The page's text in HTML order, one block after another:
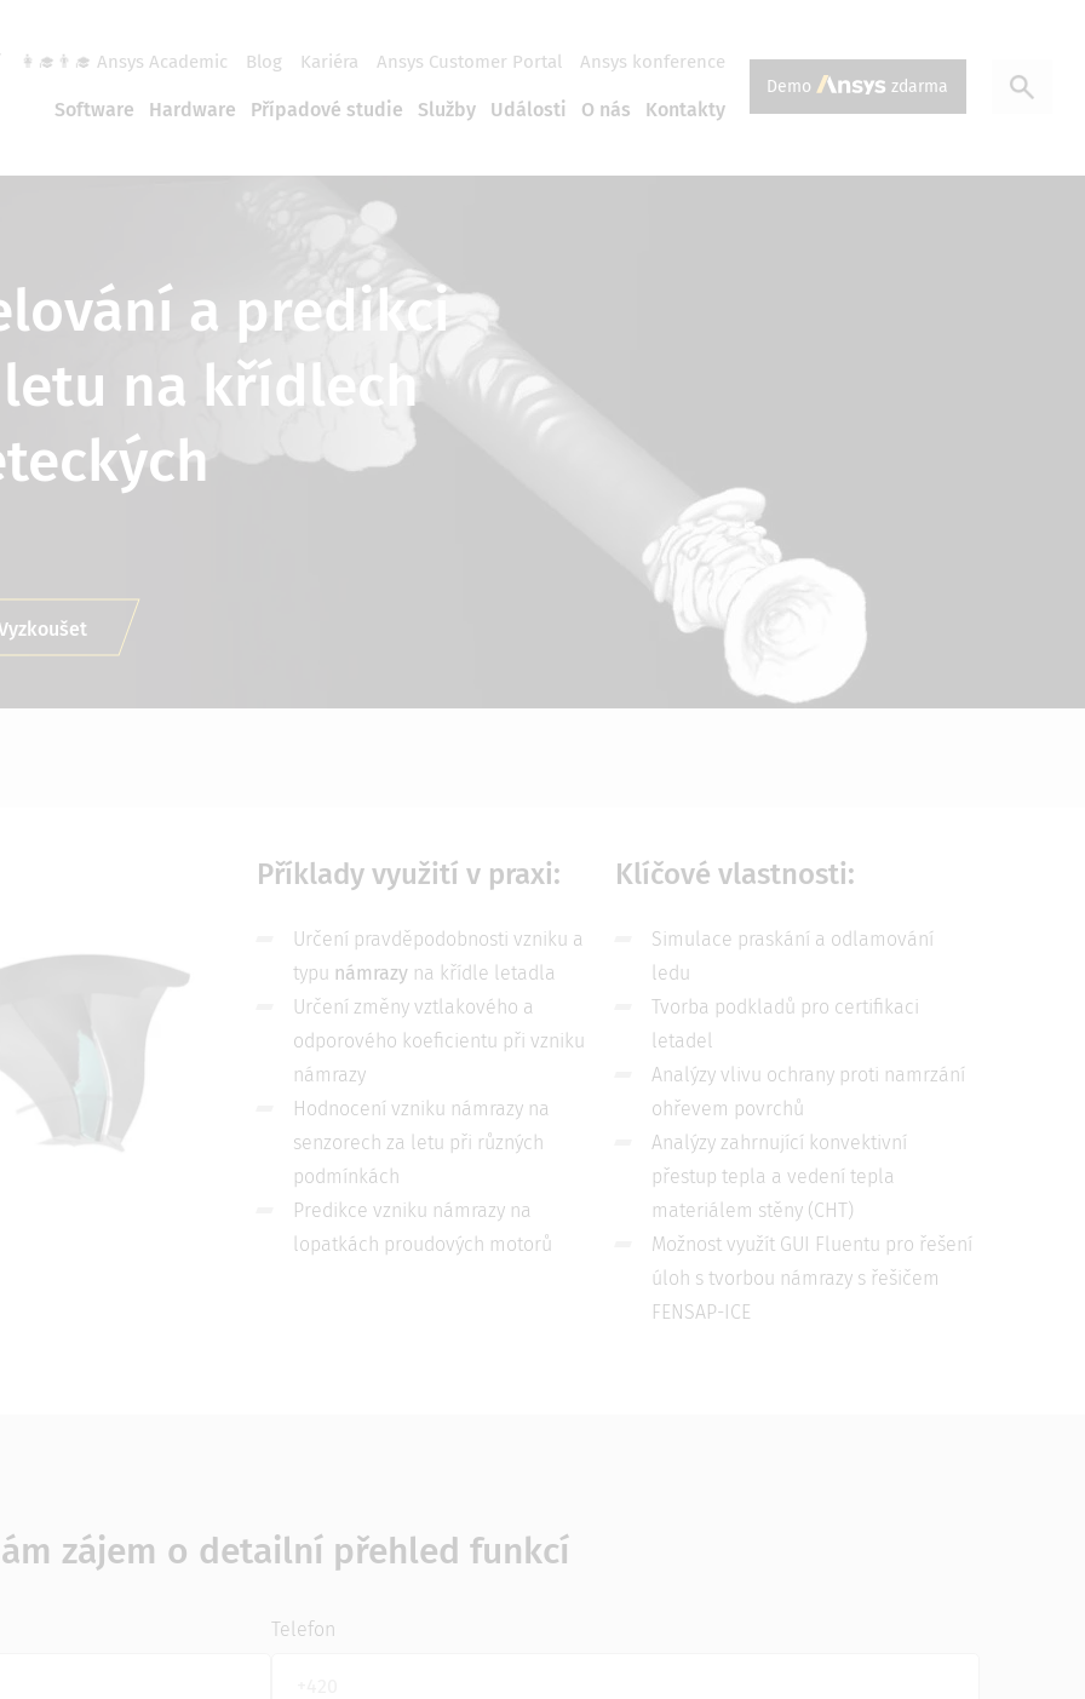
👩‍🎓👨‍🎓 Ansys Academic Blog Kariéra Ansys Customer Portal Ansys konference
Software Hardware Případové studie Služby Události O nás Kontakty
Demo zdarma
a predikci
na křídlech
Příklady využití v praxi:
Určení pravděpodobnosti vzniku a
typu námrazyna křídle letadla
Určení změny vztlakového a
odporového koeficientu při vzniku
námrazy
Hodnocení vzniku námrazy na
senzorech za letu při různých
podmínkách
Predikce vzniku námrazy na
lopatkách proudových motorů
Klíčové vlastnosti:
Simulace praskání a odlamování
ledu
Tvorba podkladů pro certifikaci
letadel
Analýzy vlivu ochrany proti namrzání
ohřevem povrchů
Analýzy zahrnující konvektivní
přestup tepla a vedení tepla
materiálem stěny (CHT)
Možnost využít GUI Fluentu pro řešení
úloh s tvorbou námrazy s řešičem
FENSAP-ICE
zájem o detailní přehled funkcí
Telefon